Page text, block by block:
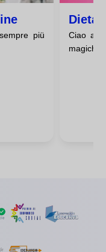
piü
Dieta
Ciao a
magiche